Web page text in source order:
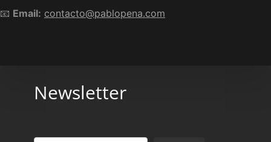
📧 Email: contacto@pablopena.com
Newsletter